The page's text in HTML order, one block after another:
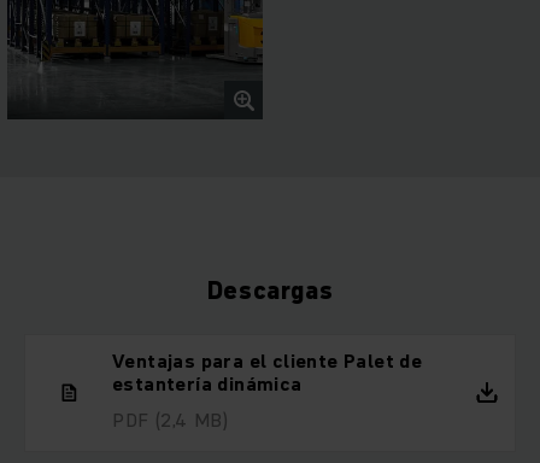
Descargas
Ventajas para el cliente Palet de
estantería dinámica
PDF (2,4 MB)